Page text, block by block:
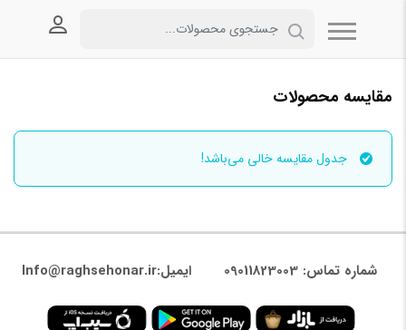
مقایسه محصولات
جدول مقایسه خالی می‌باشد!
شماره تماس: 09011823003 ایمیل:Info@raghsehonar.ir